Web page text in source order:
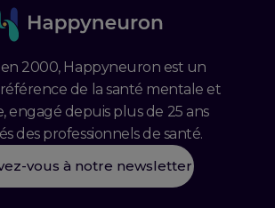
2000, Happyneuron est un
de la santé mentale et
engagé depuis plus de 25 ans
des professionnels de santé.
vous à notre newsletter